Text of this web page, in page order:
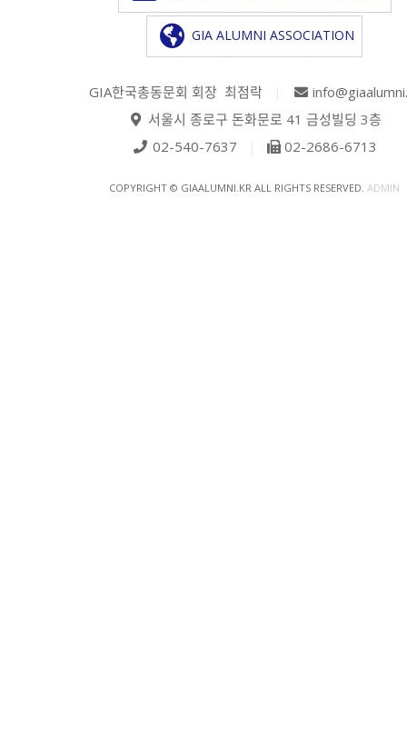
GIA ALUMNI ASSOCIATION
GIA한국총동문회 회장 최점락
서울시 종로구 돈화문로 41 금성빌딩 3층
02-540-7637
02-2686-6713
COPYRIGHT © GIAALUMNI.KR ALL RIGHTS RESERVED. ADMIN